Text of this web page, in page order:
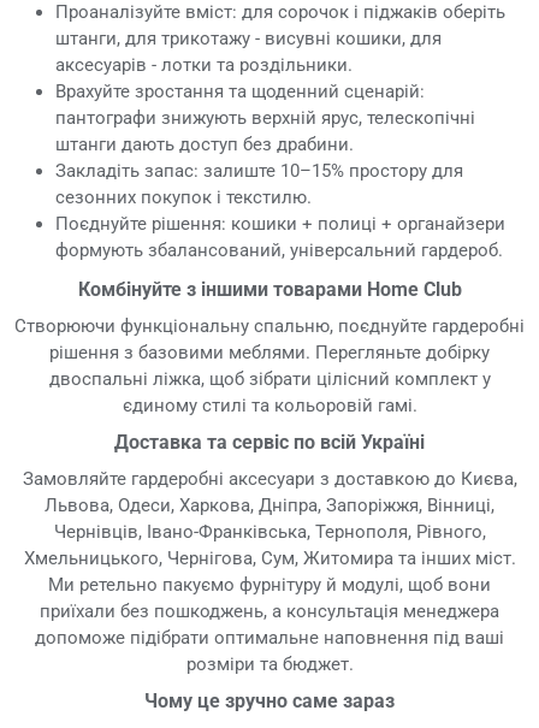
Проаналізуйте вміст: для сорочок і піджаків оберіть
штанги, для трикотажу - висувні кошики, для
аксесуарів - лотки та роздільники.
Врахуйте зростання та щоденний сценарій:
пантографи знижують верхній ярус, телескопічні
штанги дають доступ без драбини.
Закладіть запас: залиште 10–15% простору для
сезонних покупок і текстилю.
Поєднуйте рішення: кошики + полиці + органайзери
формують збалансований, універсальний гардероб.
Комбінуйте з іншими товарами Home Club
Створюючи функціональну спальню, поєднуйте гардеробні
рішення з базовими меблями. Перегляньте добірку
двоспальні ліжка, щоб зібрати цілісний комплект у
єдиному стилі та кольоровій гамі.
Доставка та сервіс по всій Україні
Замовляйте гардеробні аксесуари з доставкою до Києва,
Львова, Одеси, Харкова, Дніпра, Запоріжжя, Вінниці,
Чернівців, Івано-Франківська, Тернополя, Рівного,
Хмельницького, Чернігова, Сум, Житомира та інших міст.
Ми ретельно пакуємо фурнітуру й модулі, щоб вони
приїхали без пошкоджень, а консультація менеджера
допоможе підібрати оптимальне наповнення під ваші
розміри та бюджет.
Чому це зручно саме зараз